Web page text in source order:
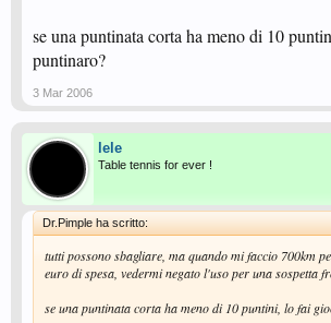
se una puntinata corta ha meno di 10
puntinaro?
3 Mar 2006
lele
Table tennis for ever !
Dr.Pimple ha scritto:
tutti possono sbagliare, ma quando mi faccio 700km
euro di spesa, vedermi negato l'uso per una sospetta
se una puntinata corta ha meno di 10 puntini, lo fai